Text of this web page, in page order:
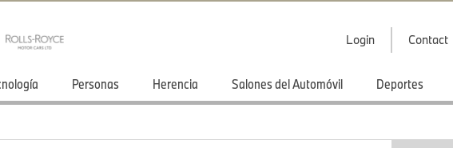
Login Contact
Personas Herencia Salones del Automóvil Deportes